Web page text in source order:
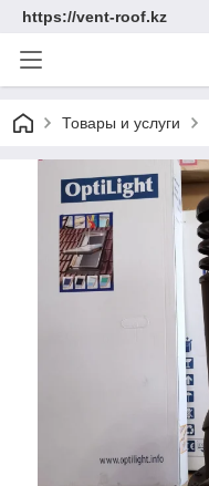
https://vent-roof.kz
Товары и услуги